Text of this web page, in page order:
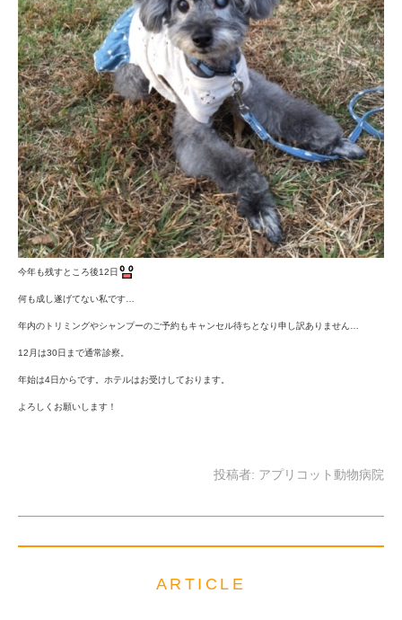
今年も残すところ後12日
何も成し遂げてない私です…
年内のトリミングやシャンプーのご予約もキャンセル待ちとなり申し訳ありません…
12月は30日まで通常診察。
年始は4日からです。ホテルはお受けしております。
よろしくお願いします！
投稿者: アプリコット動物病院
ARTICLE